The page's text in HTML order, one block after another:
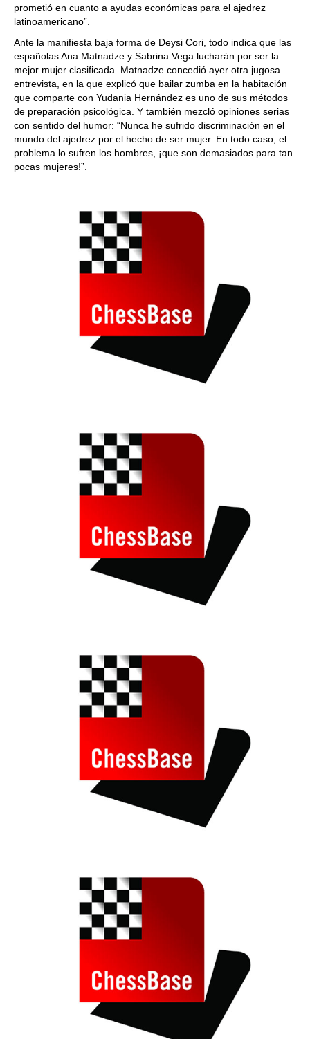
prometió en cuanto a ayudas económicas para el ajedrez
latinoamericano”.
Ante la manifiesta baja forma de Deysi Cori, todo indica que las
españolas Ana Matnadze y Sabrina Vega lucharán por ser la
mejor mujer clasificada. Matnadze concedió ayer otra jugosa
entrevista, en la que explicó que bailar zumba en la habitación
que comparte con Yudania Hernández es uno de sus métodos
de preparación psicológica. Y también mezcló opiniones serias
con sentido del humor: “Nunca he sufrido discriminación en el
mundo del ajedrez por el hecho de ser mujer. En todo caso, el
problema lo sufren los hombres, ¡que son demasiados para tan
pocas mujeres!”.